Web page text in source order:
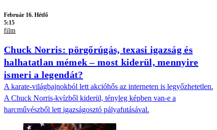
Február 16. Hétfő
5:15
film
Chuck Norris: pörgőrúgás, texasi igazság és
halhatatlan mémek – most kiderül, mennyire
ismeri a legendát?
A karate-világbajnokból lett akcióhős az interneten is legyőzhetetlen.
A Chuck Norris-kvízből kiderül, tényleg képben van-e a
harcművészből lett igazságosztó pályafutásával.